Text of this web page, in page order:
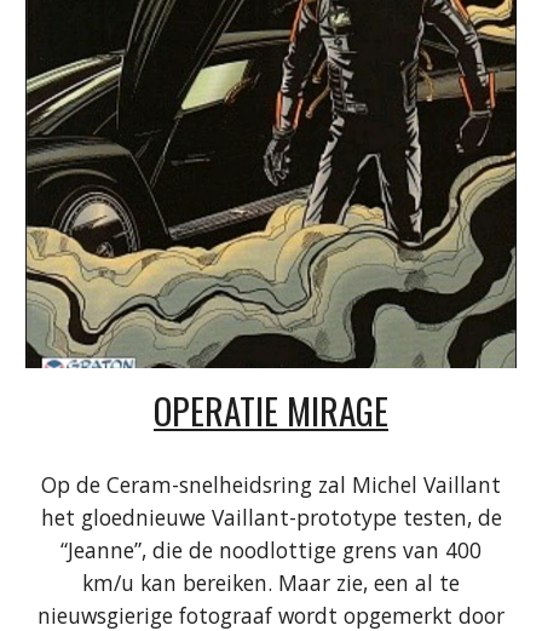
OPERATIE MIRAGE
Op de Ceram-snelheidsring zal Michel Vaillant
het gloednieuwe Vaillant-prototype testen, de
“Jeanne”, die de noodlottige grens van 400
km/u kan bereiken. Maar zie, een al te
nieuwsgierige fotograaf wordt opgemerkt door